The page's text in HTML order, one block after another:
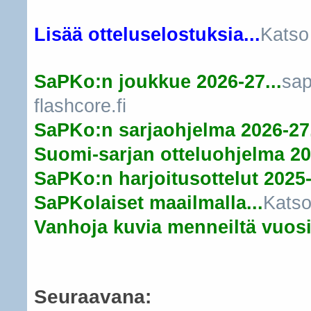
Lisää otteluselostuksia...
SaPKo:n joukkue 2026-27...
flashcore.fi
SaPKo:n sarjaohjelma 2026-
Suomi-sarjan otteluohjelma
SaPKo:n harjoitusottelut
SaPKolaiset maailmalla...
Vanhoja kuvia menneiltä
Seuraavana: